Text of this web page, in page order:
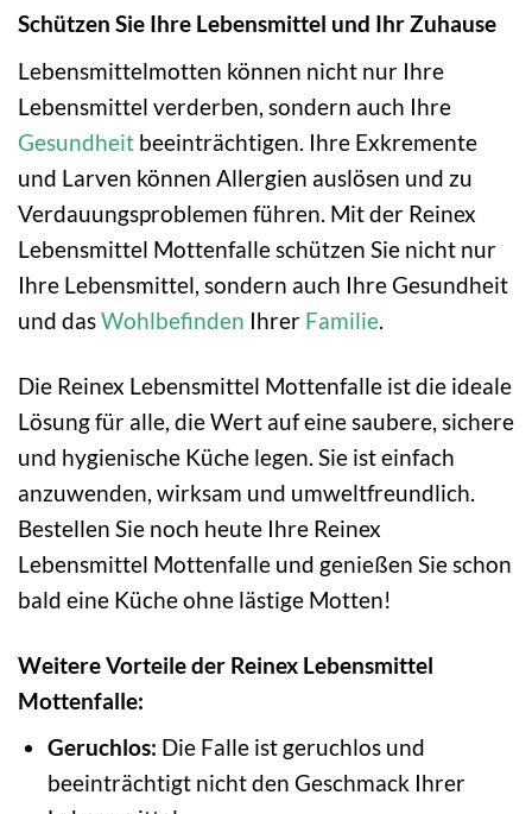
Schützen Sie Ihre Lebensmittel und Ihr Zuhause
Lebensmittelmotten können nicht nur Ihre
Lebensmittel verderben, sondern auch Ihre
Gesundheit beeinträchtigen. Ihre Exkremente
und Larven können Allergien auslösen und zu
Verdauungsproblemen führen. Mit der Reinex
Lebensmittel Mottenfalle schützen Sie nicht nur
Ihre Lebensmittel, sondern auch Ihre Gesundheit
und dasWohlbefinden Ihrer Familie.
Die Reinex Lebensmittel Mottenfalle ist die ideale
Lösung für alle, die Wert auf eine saubere, sichere
und hygienische Küche legen. Sie ist einfach
anzuwenden, wirksam und umweltfreundlich.
Bestellen Sie noch heute Ihre Reinex
Lebensmittel Mottenfalle und genießen Sie schon
bald eine Küche ohne lästige Motten!
Weitere Vorteile der Reinex Lebensmittel
Mottenfalle:
Geruchlos: Die Falle ist geruchlos und
beeinträchtigt nicht den Geschmack Ihrer